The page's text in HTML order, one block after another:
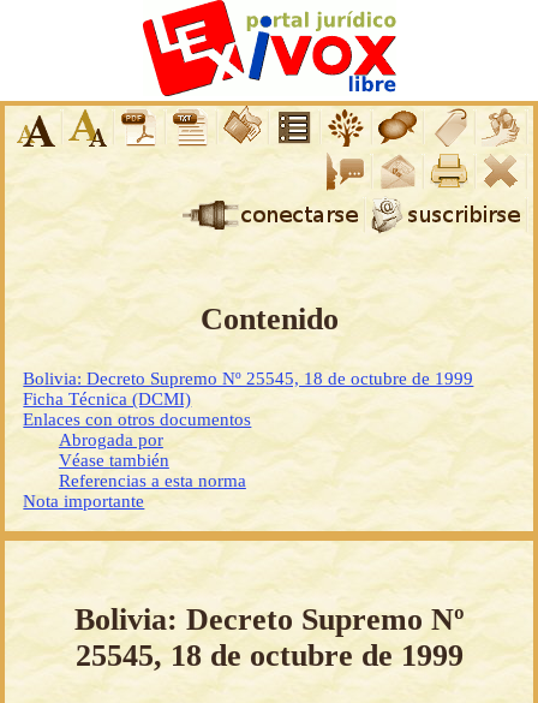
Contenido
Bolivia: Decreto Supremo Nº 25545, 18 de octubre de 1999
Ficha Técnica (DCMI)
Enlaces con otros documentos
Abrogada por
Véase también
Referencias a esta norma
Nota importante
Bolivia: Decreto Supremo Nº
25545, 18 de octubre de 1999